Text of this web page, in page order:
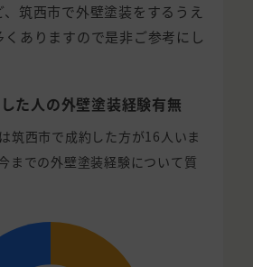
筑西市で外壁塗装をするうえ
ありますので是非ご参考にし
た人の外壁塗装経験有無
筑西市で成約した方が16人いま
までの外壁塗装経験について質